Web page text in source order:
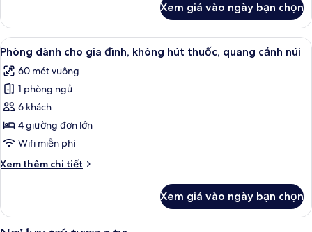
of
House)
Phòng,
không
hút
(Run
of
House)
Xem giá vào ngày bạn chọn
Xem
tất
cả
ảnh
Phòng
dành
cho
đình,
thuốc,
Phòng dành cho gia đình, không
6
Phòng dành cho gia đình, không hút thuốc, quang cảnh núi
60 mét vuông
1 phòng ngủ
6 khách
4 giường đơn lớn
Wifi miễn phí
Xem thêm chi tiết
Chi
Phòng
dành
Xem giá vào ngày bạn chọn